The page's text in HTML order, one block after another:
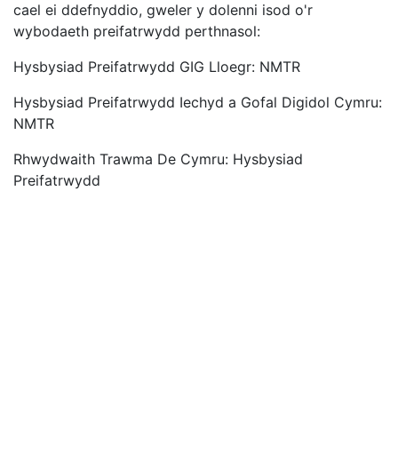
cael ei ddefnyddio, gweler y dolenni isod o'r
wybodaeth preifatrwydd perthnasol:
Hysbysiad Preifatrwydd GIG Lloegr: NMTR
Hysbysiad Preifatrwydd Iechyd a Gofal Digidol Cymru:
NMTR
Rhwydwaith Trawma De Cymru: Hysbysiad
Preifatrwydd